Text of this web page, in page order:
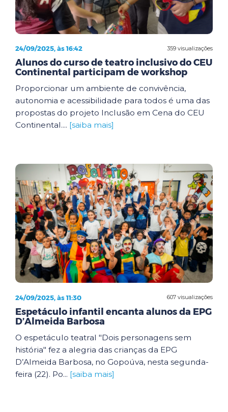
359 visualizações
24/09/2025, às 16:42
Alunos do curso de teatro inclusivo do CEU
Continental participam de workshop
Proporcionar um ambiente de convivência,
autonomia e acessibilidade para todos é uma das
propostas do projeto Inclusão em Cena do CEU
Continental.... [saiba mais]
607 visualizações
24/09/2025, às 11:30
Espetáculo infantil encanta alunos da EPG
D’Almeida Barbosa
O espetáculo teatral "Dois personagens sem
história" fez a alegria das crianças da EPG
D’Almeida Barbosa, no Gopoúva, nesta segunda-
feira (22). Po... [saiba mais]